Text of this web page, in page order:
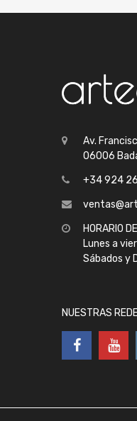
Av.
06006
+34 924
HORARIO
Lunes a
Sábados y
NUESTRAS